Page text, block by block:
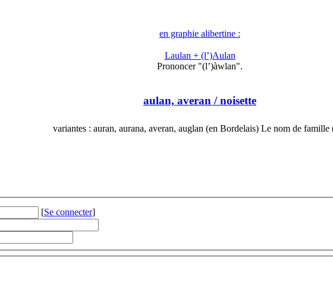
en graphie alibertine :
Laulan + (l’)Aulan
Prononcer "(l’)àwlan".
aulan, averan / noisette
variantes : auran, aurana, averan, auglan (en Bordelais) Le nom de
[Se connecter]